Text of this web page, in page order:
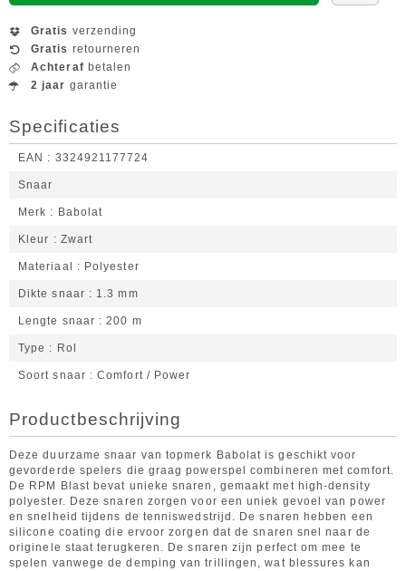
Gratis verzending
Gratis retourneren
Achteraf betalen
2 jaar garantie
Specificaties
EAN 3324921177724
Snaar
Merk Babolat
Kleur Zwart
Materiaal Polyester
Dikte snaar 1.3 mm
Lengte snaar 200 m
Type Rol
Soort snaar Comfort / Power
Productbeschrijving
Deze duurzame snaar van topmerk Babolat is geschikt voor
gevorderde spelers die graag powerspel combineren met comfort.
De RPM Blast bevat unieke snaren, gemaakt met high-density
polyester. Deze snaren zorgen voor een uniek gevoel van power
en snelheid tijdens de tenniswedstrijd. De snaren hebben een
silicone coating die ervoor zorgen dat de snaren snel naar de
originele staat terugkeren. De snaren zijn perfect om mee te
spelen vanwege de demping van trillingen, wat blessures kan